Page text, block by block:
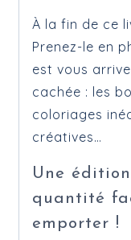
À la fin de ce
Prenez-le en
est vous
cachée : les
coloriages
créatives…
Une
quantité
emporter !